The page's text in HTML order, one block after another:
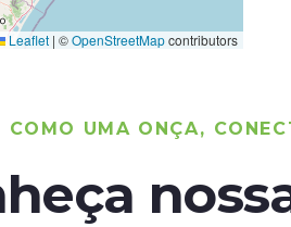
Leaflet | ©OpenStreetMapcontributors
COMO UMA ONÇA,